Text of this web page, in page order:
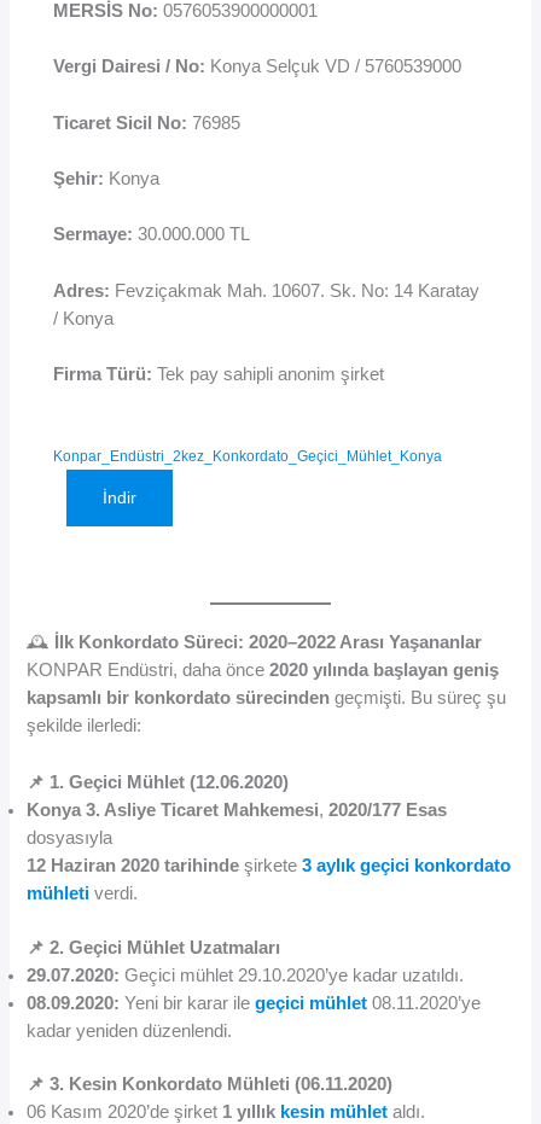
MERSİS No: 0576053900000001
Vergi Dairesi / No: Konya Selçuk VD / 5760539000
Ticaret Sicil No: 76985
Şehir: Konya
Sermaye: 30.000.000 TL
Adres: Fevziçakmak Mah. 10607. Sk. No: 14 Karatay
/ Konya
Firma Türü: Tek pay sahipli anonim şirket
Konpar_Endüstri_2kez_Konkordato_Geçici_Mühlet_Konya
İndir
🕰️
İlk Konkordato Süreci: 2020–2022 Arası Yaşananlar
KONPAR Endüstri, daha önce2020 yılında başlayan geniş
kapsamlı bir konkordato sürecinden geçmişti. Bu süreç şu
şekilde ilerledi:
📌 1. Geçici Mühlet (12.06.2020)
Konya 3. Asliye Ticaret Mahkemesi,2020/177 Esas
dosyasıyla
12 Haziran 2020 tarihinde şirkete3 aylık geçici konkordato
mühleti verdi.
📌 2. Geçici Mühlet Uzatmaları
29.07.2020: Geçici mühlet 29.10.2020’ye kadar uzatıldı.
08.09.2020: Yeni bir karar ilegeçici mühlet 08.11.2020’ye
kadar yeniden düzenlendi.
📌 3. Kesin Konkordato Mühleti (06.11.2020)
06 Kasım 2020’de şirket 1 yıllık kesin mühletaldı.